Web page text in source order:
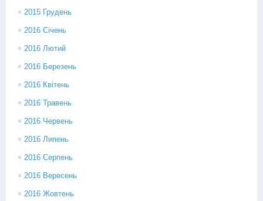
2015 Грудень
2016 Січень
2016 Лютий
2016 Березень
2016 Квітень
2016 Травень
2016 Червень
2016 Липень
2016 Серпень
2016 Вересень
2016 Жовтень